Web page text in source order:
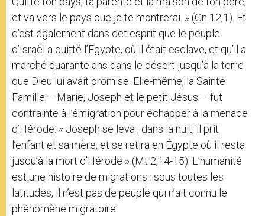
et va vers le pays que je te montrerai. » (Gn 12,1). Et
c’est également dans cet esprit que le peuple
d’Israël a quitté l’Egypte, où il était esclave, et qu’il a
marché quarante ans dans le désert jusqu’à la terre
que Dieu lui avait promise. Elle-même, la Sainte
Famille – Marie, Joseph et le petit Jésus – fut
contrainte à l’émigration pour échapper à la menace
d’Hérode: « Joseph se leva ; dans la nuit, il prit
l’enfant et sa mère, et se retira en Égypte où il resta
jusqu’à la mort d’Hérode » (Mt 2,14-15). L’humanité
est une histoire de migrations : sous toutes les
latitudes, il n’est pas de peuple qui n’ait connu le
phénomène migratoire.